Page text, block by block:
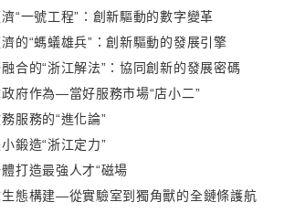
“一號工程”：創新驅動的數字變革
的“螞蟻雄兵”：創新驅動的發展引擎
合的“浙江解法”：協同創新的發展密碼
府作為—當好服務市場“店小二”
服務的“進化論”
鍛造“浙江定力”
打造最強人才“磁場
生態構建—從實驗室到獨角獸的全鏈條護航